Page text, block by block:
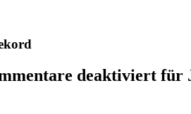
deaktiviert für